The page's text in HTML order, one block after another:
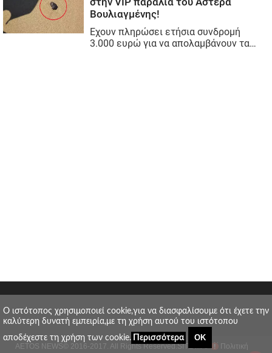
AETOS NEWS © 2016-2017. All Rights Reserved.SITE MAP Πολιτική
O ιστότοπος χρησιμοποιεί cookie,για να διασφαλίσουμε ότι έχετε την
καλύτερη δυνατή εμπειρία,με τη χρήση αυτού του ιστότοπου
αποδέχεστε τη χρήση των cookie.
Περισσότερα ΟΚ